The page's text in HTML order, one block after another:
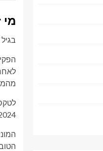
בגיל 37, פרנסואה לטקסייה נחשב לאחד השופטים הטובים בכדורגל העולמי.
2024 ונבחר לשפוט בגמר יורו 2024 בין ספרד
הטוב